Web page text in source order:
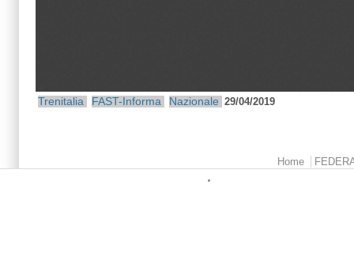
Trenitalia FAST-Informa Nazionale 29/04/2019
Home